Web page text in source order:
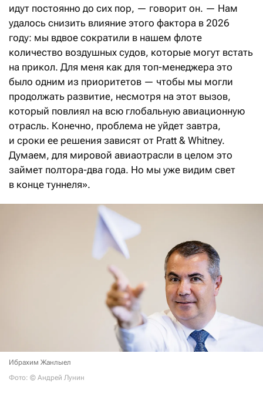
идут постоянно до сих пор, — говорит он. — Нам
удалось снизить влияние этого фактора в 2026
году: мы вдвое сократили в нашем флоте
количество воздушных судов, которые могут встать
на прикол. Для меня как для топ-менеджера это
было одним из приоритетов — чтобы мы могли
продолжать развитие, несмотря на этот вызов,
который повлиял на всю глобальную авиационную
отрасль. Конечно, проблема не уйдет завтра,
и сроки ее решения зависят от Pratt & Whitney.
Думаем, для мировой авиаотрасли в целом это
займет полтора-два года. Но мы уже видим свет
в конце туннеля».
Ибрахим Жанлыел
Фото: © Андрей Лунин